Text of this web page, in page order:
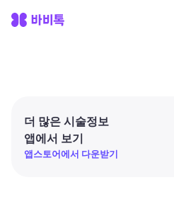
더 많은 시술정보
앱에서 보기
앱스토어에서 다운받기